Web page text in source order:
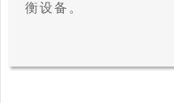
衡设备。